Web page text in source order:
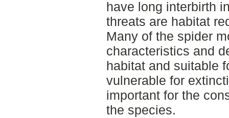
have long interbirth
threats are habitat
Many of the spider
characteristics and
habitat and suitable
vulnerable for
important for the
the species.